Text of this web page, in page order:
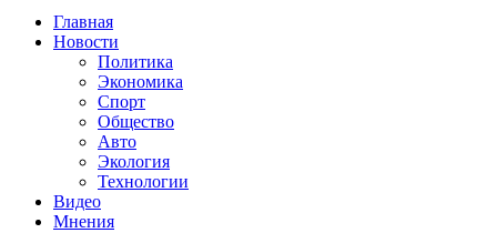
Главная
Новости
Политика
Экономика
Спорт
Общество
Авто
Экология
Технологии
Видео
Мнения